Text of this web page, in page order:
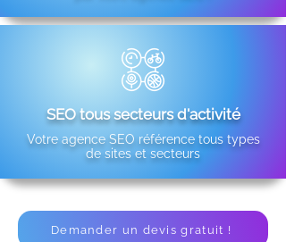
SEO tous secteurs d'activité
Votre agence SEO référence tous types
de sites et secteurs
Demander un devis gratuit !